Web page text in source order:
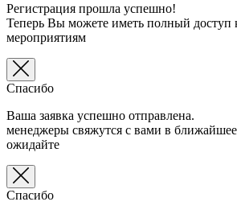
Регистрация прошла успешно!
Теперь Вы можете иметь полный доступ
мероприятиям
Спасибо
Ваша заявка успешно отправлена.
менеджеры свяжутся с вами в
ожидайте
Спасибо